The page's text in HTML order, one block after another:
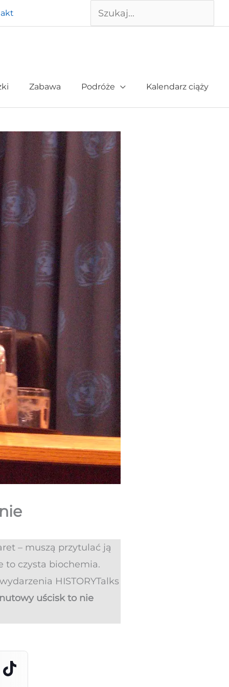
Szukaj
Zabawa Podróże Kalendarz ciąży
– muszą przytulać ją
to czysta biochemia.
HISTORYTalks
uścisk to nie